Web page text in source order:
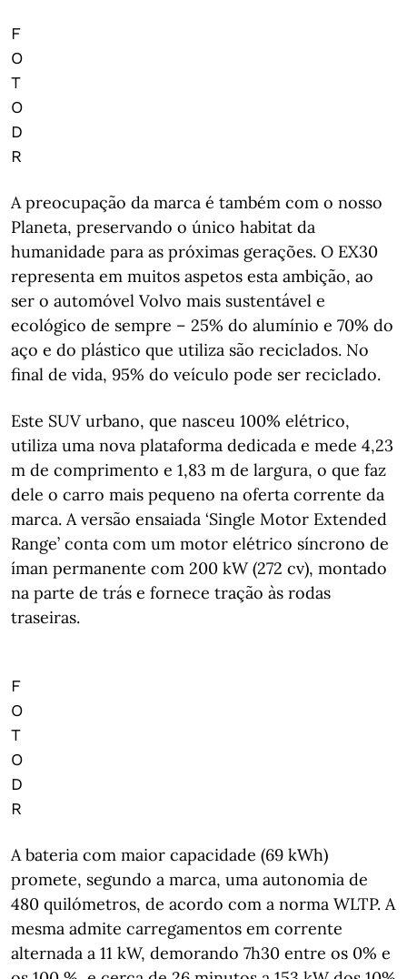
F
O
T
O
D
R
A preocupação da marca é também com o nosso
Planeta, preservando o único habitat da
humanidade para as próximas gerações. O EX30
representa em muitos aspetos esta ambição, ao
ser o automóvel Volvo mais sustentável e
ecológico de sempre – 25% do alumínio e 70% do
aço e do plástico que utiliza são reciclados. No
final de vida, 95% do veículo pode ser reciclado.
Este SUV urbano, que nasceu 100% elétrico,
utiliza uma nova plataforma dedicada e mede 4,23
m de comprimento e 1,83 m de largura, o que faz
dele o carro mais pequeno na oferta corrente da
marca. A versão ensaiada ‘Single Motor Extended
Range’ conta com um motor elétrico síncrono de
íman permanente com 200 kW (272 cv), montado
na parte de trás e fornece tração às rodas
traseiras.
F
O
T
O
D
R
A bateria com maior capacidade (69 kWh)
promete, segundo a marca, uma autonomia de
480 quilómetros, de acordo com a norma WLTP. A
mesma admite carregamentos em corrente
alternada a 11 kW, demorando 7h30 entre os 0% e